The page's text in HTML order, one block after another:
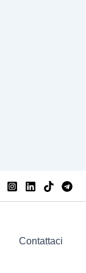
Contattaci